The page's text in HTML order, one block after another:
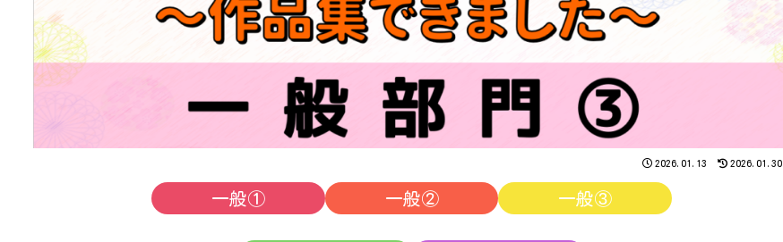
2026.01.13 2026.01.30
一般① 一般② 一般③